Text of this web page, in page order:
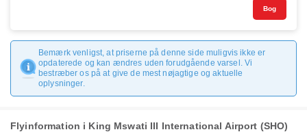
Bog
Bemærk venligst, at priserne på denne side muligvis ikke er
opdaterede og kan ændres uden forudgående varsel. Vi
bestræber os på at give de mest nøjagtige og aktuelle
oplysninger.
Flyinformation i King Mswati III International Airport (SHO)